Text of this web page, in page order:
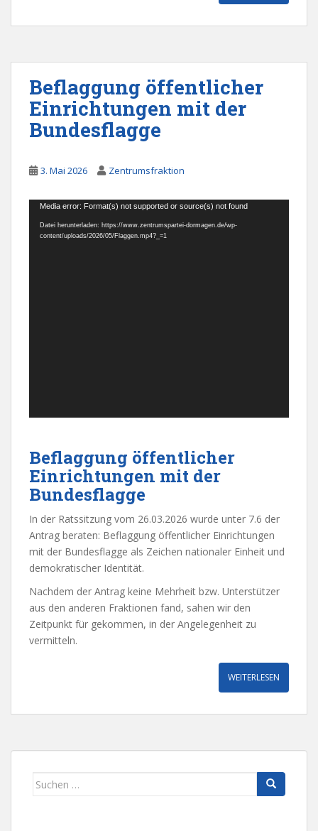
Beflaggung öffentlicher
Einrichtungen mit der
Bundesflagge
3. Mai 2026 Zentrumsfraktion
Video-
Player
Media error: Format(s) not supported or source(s) not found
Datei herunterladen: https://www.zentrumspartei-dormagen.de/wp-
content/uploads/2026/05/Flaggen.mp4?_=1
Beflaggung öffentlicher
Einrichtungen mit der
Bundesflagge
In der Ratssitzung vom 26.03.2026 wurde unter 7.6 der
Antrag beraten: Beflaggung öffentlicher Einrichtungen
mit der Bundesflagge als Zeichen nationaler Einheit und
demokratischer Identität.
Nachdem der Antrag keine Mehrheit bzw. Unterstützer
aus den anderen Fraktionen fand, sahen wir den
Zeitpunkt für gekommen, in der Angelegenheit zu
vermitteln.
WEITERLESEN
Suchen